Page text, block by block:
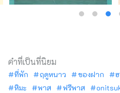
คำที่เป็นที่นิยม
ที่พัก ฤดูหนาว ของฝาก
หิมะ
พาส ฟรีพาส